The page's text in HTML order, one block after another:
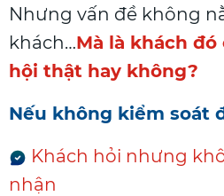
Nhưng vấn đề không
khách…Mà là khách
hội thật hay không?
Nếu không kiểm soát
Khách hỏi nhưng
nhận